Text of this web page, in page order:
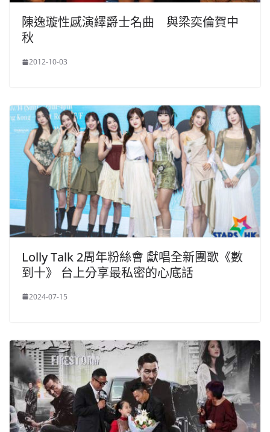
陳逸璇性感演繹爵士名曲 與梁奕倫賀中
秋
2012-10-03
Lolly Talk 2周年粉絲會 獻唱全新團歌《數
到十》 台上分享最私密的心底話
2024-07-15